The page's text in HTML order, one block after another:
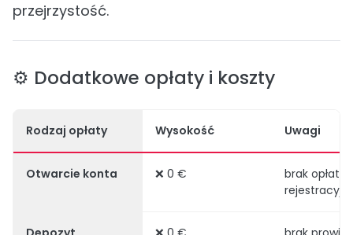
przejrzystość.
⚙️ Dodatkowe opłaty i koszty
Rodzaj opłaty Wysokość Uwagi
Otwarcie konta ❌ 0 €
brak opłaty